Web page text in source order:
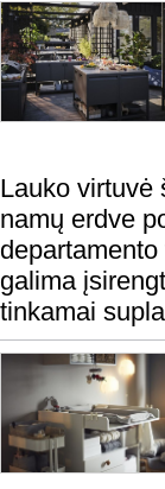
Lauko virtuvė
namų erdve
galima
tinkamai